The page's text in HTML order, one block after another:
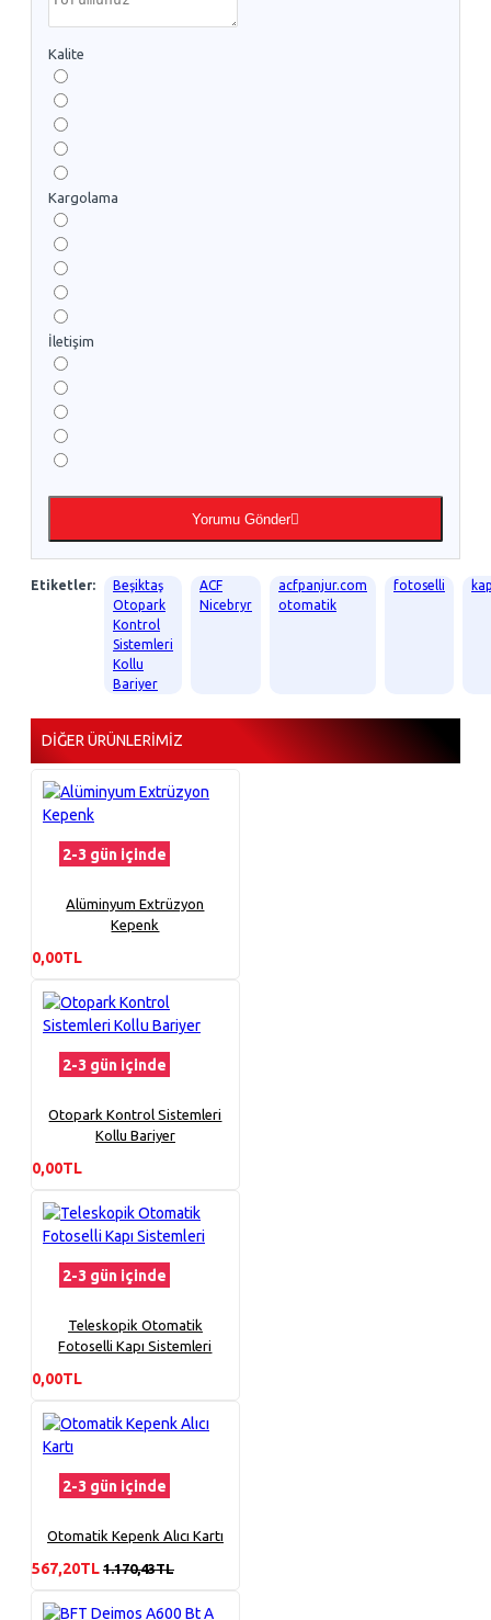
Kalite
Kargolama
İletişim
Yorumu Gönder
Etiketler:
Beşiktaş
Otopark
Kontrol
Sistemleri
Kollu
Bariyer
ACF
Nicebryr
acfpanjur.com
otomatik
fotoselli
DIĞER ÜRÜNLERIMIZ
2-3 gün içinde
Alüminyum Extrüzyon
Kepenk
0,00TL
2-3 gün içinde
Otopark Kontrol Sistemleri
Kollu Bariyer
0,00TL
2-3 gün içinde
Teleskopik Otomatik
Fotoselli Kapı Sistemleri
0,00TL
2-3 gün içinde
Otomatik Kepenk Alıcı Kartı
567,20TL 1.170,43TL